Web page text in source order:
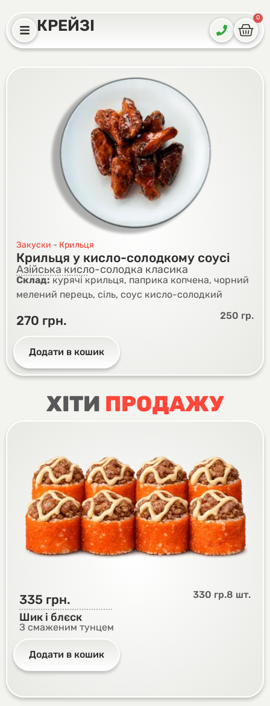
КРЕЙЗІ 0
Закуски - Крильця
Крильця у кисло-солодкому соусі
Азійська кисло-солодка класика
Склад:курячі крильця, паприка копчена, чорний
мелений перець, сіль, соус кисло-солодкий
270 грн. 250 гр.
Додати в кошик
ХІТИ ПРОДАЖУ
335 грн. 330 гр.8 шт.
Шик і блєск
З смаженим тунцем
Додати в кошик